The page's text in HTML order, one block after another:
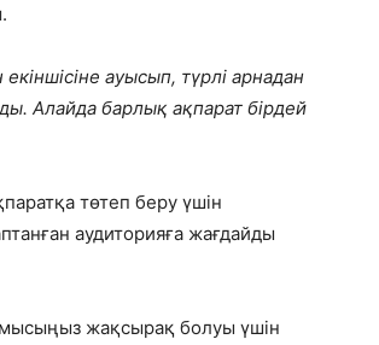
ауысып, түрлі арнадан
Алайда барлық ақпарат бірдей
төтеп беру үшін
аудиторияға жағдайды
жақсырақ болуы үшін